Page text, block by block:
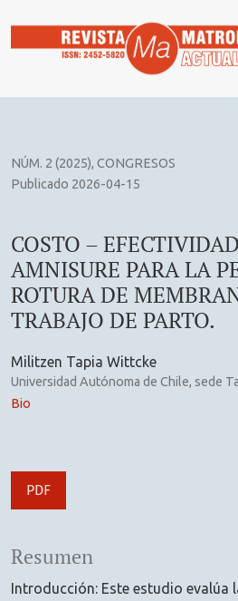
NÚM. 2 (2025), CONGRESOS
COSTO –
AMNISURE PARA LA
ROTURA DE
TRABAJO DE PARTO.
Publicado 2026-04-15
Militzen Tapia Wittcke
Universidad Autónoma de Chile, sede
Bio
PDF
Resumen
Introducción: Este estudio